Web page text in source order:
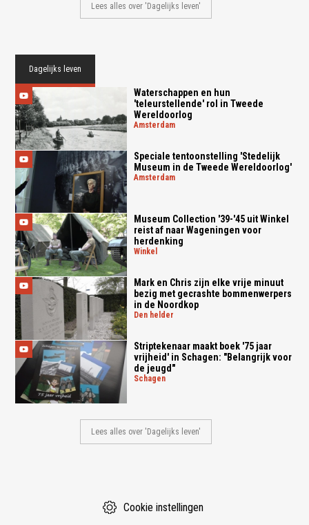
Lees alles over 'Dagelijks leven'
Dagelijks leven
Waterschappen en hun
'teleurstellende' rol in Tweede
Wereldoorlog
amsterdam
Speciale tentoonstelling 'Stedelijk
Museum in de Tweede Wereldoorlog'
amsterdam
Museum Collection '39-'45 uit Winkel
reist af naar Wageningen voor
herdenking
winkel
Mark en Chris zijn elke vrije minuut
bezig met gecrashte bommenwerpers
in de Noordkop
den helder
Striptekenaar maakt boek '75 jaar
vrijheid' in Schagen: "Belangrijk voor
de jeugd"
schagen
Lees alles over 'Dagelijks leven'
Cookie instellingen